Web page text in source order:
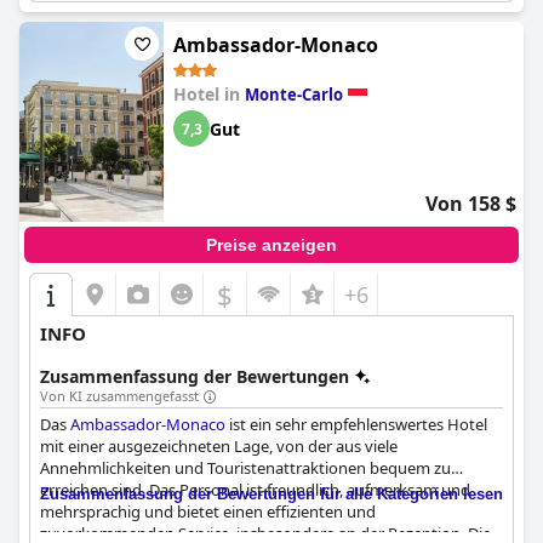
Unterkünften und den bequemen Betten zufrieden, und der
Außenpool bot einen Ort der Entspannung. Insgesamt ist das
Novotel Monte-Carloeine saubere, einladende und bequeme
Option für Reisende in Monte-Carlo.
Ambassador-Monaco
Hotel in Monte-Carlo
7,3 Gut
Von 158 $
Preise anzeigen
$ +6
INFO
Zusammenfassung der Bewertungen
Von KI zusammengefasst
DasAmbassador-Monaco ist ein sehr empfehlenswertes Hotel
mit einer ausgezeichneten Lage, von der aus viele
Annehmlichkeiten und Touristenattraktionen bequem zu
erreichen sind. Das Personal ist freundlich, aufmerksam und
mehrsprachig und bietet einen effizienten und
zuvorkommenden Service, insbesondere an der Rezeption. Die
Zusammenfassung der Bewertungen für alle Kategorien lesen